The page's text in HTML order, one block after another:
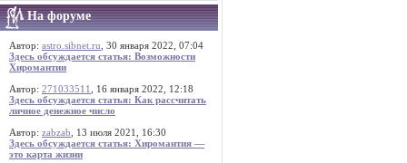
На форуме
Автор: astro.sibnet.ru , 30 января 2022, 07:04
Здесь обсуждается статья: Возможности
Хиромантии
Автор: 271033511
, 16 января 2022, 12:18
Здесь обсуждается статья: Как рассчитать
личное денежное число
Автор: zabzab , 13 июля 2021, 16:30
Здесь обсуждается статья: Хиромантия —
это карта жизни